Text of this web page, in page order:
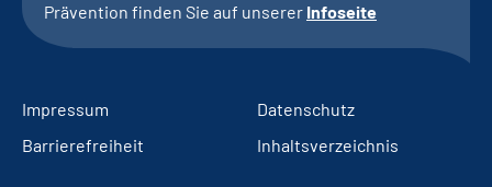
Prävention finden Sie auf unserer Infoseite
Impressum
Datenschutz
Barrierefreiheit
Inhaltsverzeichnis